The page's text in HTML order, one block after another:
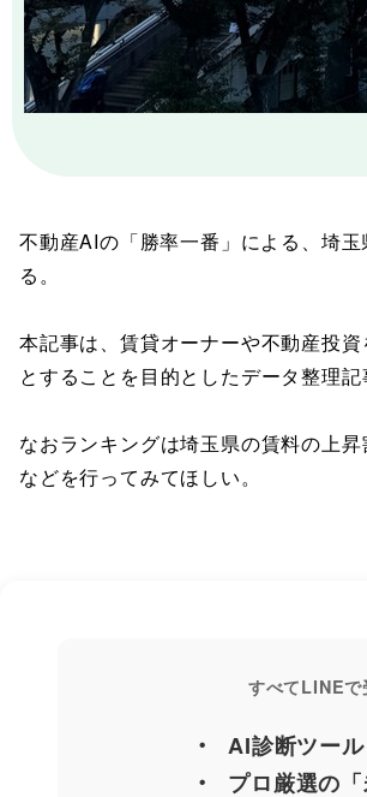
不動産AIの「勝率一番」による、埼
る。
本記事は、賃貸オーナーや不動産投
とすることを目的としたデータ整理記
なおランキングは埼玉県の賃料の上
などを行ってみてほしい。
すべてLINEで
AI診断ツール
プロ厳選の「